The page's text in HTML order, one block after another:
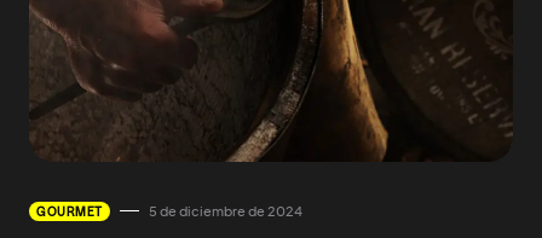
GOURMET 5 de diciembre de 2024